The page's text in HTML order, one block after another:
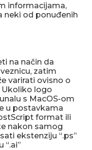
informacijama,
neki od ponuđenih
na način da
zatim
varirati ovisno o
Ukoliko logo
s MacOS-om
u postavkama
format ili
nakon samog
ekstenziju “.ps”